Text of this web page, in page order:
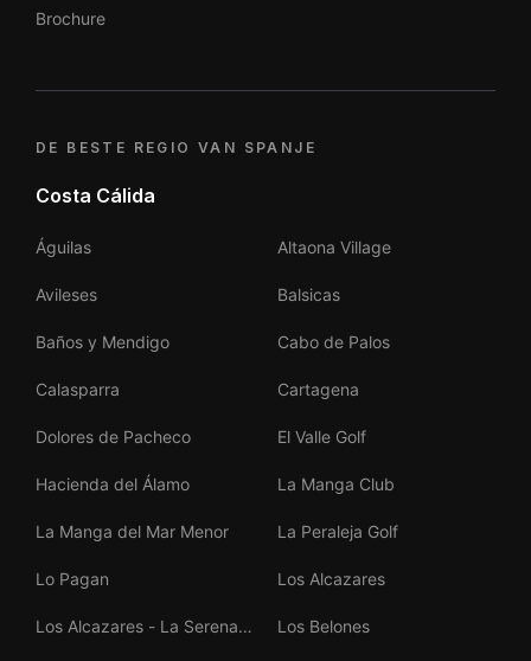
Brochure
DE BESTE REGIO VAN SPANJE
Costa Cálida
Águilas Altaona Village
Avileses Balsicas
Baños y Mendigo Cabo de Palos
Calasparra Cartagena
Dolores de Pacheco El Valle Golf
Hacienda del Álamo La Manga Club
La Manga del Mar Menor La Peraleja Golf
Lo Pagan Los Alcazares
Los Alcazares - La Serena
Los Belones